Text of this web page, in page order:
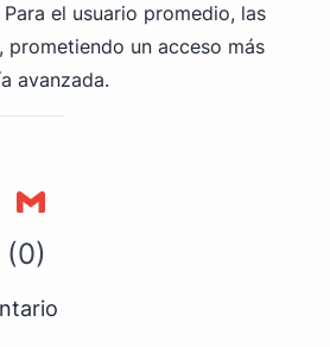
el usuario promedio, las
prometiendo un acceso más
avanzada.
(0)